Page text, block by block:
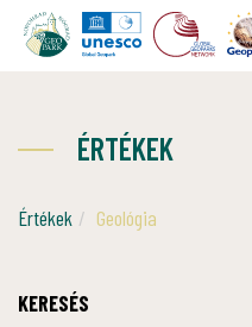
ÉRTÉKEK
Értékek Geológia
KERESÉS